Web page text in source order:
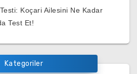
Koçari Ailesini Ne Kadar
Test Et!
Kategoriler